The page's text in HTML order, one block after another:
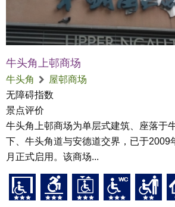
牛头角上邨商场
牛头角
屋邨商场
无障碍指数
景点评价
牛头角上邨商场为单层式建筑、座落于
下、牛头角道与安德道交界，已于2009
月正式启用。该商场...